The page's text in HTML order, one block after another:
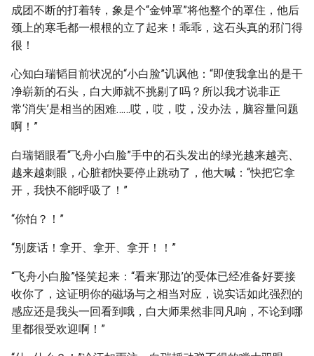
成团不断的打着转，象是个“金钟罩”将他整个的罩住，他后
颈上的寒毛都一根根的立了起来！乖乖，这石头真的邪门得
很！
心知白瑞韬目前状况的“小白脸”讥讽他：“即使我拿出的是干
净崭新的石头，白大师就不挑剔了吗？所以我才说非正
常‘消失’是相当的困难……哎，哎，哎，没办法，脑容量问题
啊！”
白瑞韬眼看“飞舟小白脸”手中的石头发出的绿光越来越亮、
越来越刺眼，心脏都快要停止跳动了，他大喊：“快把它拿
开，我快不能呼吸了！”
“你怕？！”
“别废话！拿开、拿开、拿开！！”
“飞舟小白脸”怪笑起来：“看来‘那边’的受体已经准备好要接
收你了，这证明你的磁场与之相当对应，说实话如此强烈的
感应还是我头一回看到哦，白大师果然非同凡响，不论到哪
里都很受欢迎啊！”